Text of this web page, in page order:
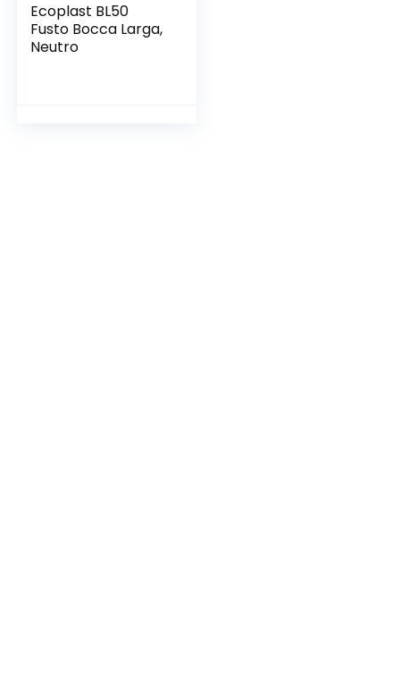
Ecoplast BL50
Fusto Bocca Larga,
Neutro